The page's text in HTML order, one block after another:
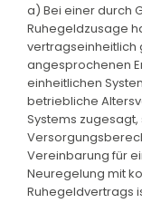
a) Bei einer durch
Ruhegeldzusage
vertragseinheitlich
angesprochenen
einheitlichen
betriebliche
Systems
Vereinbarung für
Neuregelung mit
Ruhegeldvertrags